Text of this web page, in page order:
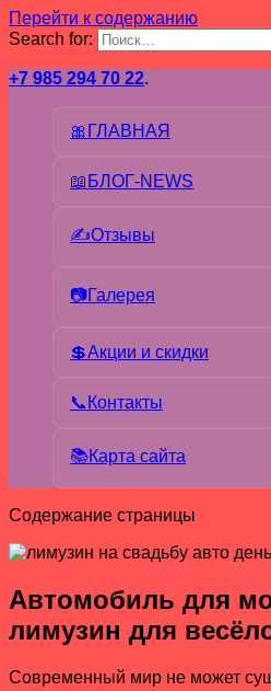
Перейти к содержанию
Search for:
+7 985 294 70 22.
🎀ГЛАВНАЯ
📖БЛОГ-NEWS
✍Отзывы
📷Галерея
💲Акции и скидки
📞Контакты
📚Карта сайта
Содержание страницы
Автомобиль для
лимузин для
Современный мир не может